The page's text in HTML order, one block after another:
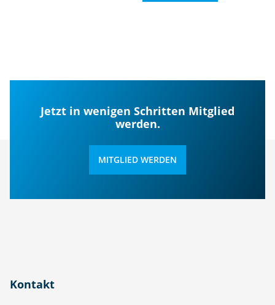
Jetzt in wenigen Schritten Mitglied
werden.
MITGLIED WERDEN
Kontakt